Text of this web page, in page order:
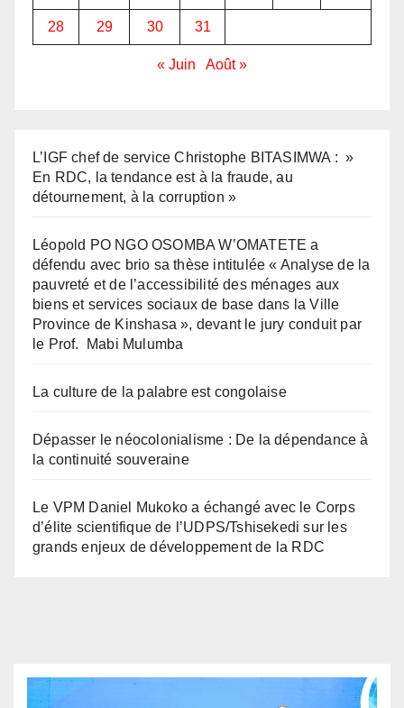
28 29 30 31
« Juin Août »
L’IGF chef de service Christophe BITASIMWA : »
En RDC, la tendance est à la fraude, au
détournement, à la corruption »
Léopold PO NGO OSOMBA W’OMATETE a
défendu avec brio sa thèse intitulée « Analyse de la
pauvreté et de l’accessibilité des ménages aux
biens et services sociaux de base dans la Ville
Province de Kinshasa », devant le jury conduit par
le Prof. Mabi Mulumba
La culture de la palabre est congolaise
Dépasser le néocolonialisme : De la dépendance à
la continuité souveraine
Le VPM Daniel Mukoko a échangé avec le Corps
d’élite scientifique de l’UDPS/Tshisekedi sur les
grands enjeux de développement de la RDC